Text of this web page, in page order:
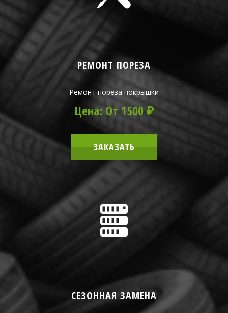
РЕМОНТ ПОРЕЗА
Ремонт пореза покрышки
Цена: От 1500 ₽
ЗАКАЗАТЬ
СЕЗОННАЯ ЗАМЕНА